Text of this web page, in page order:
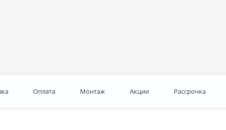
Оплата Монтаж Акции Рассрочка